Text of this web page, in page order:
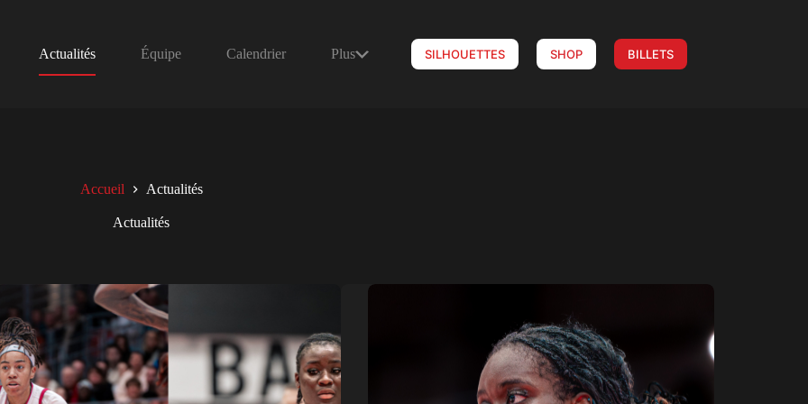
Actualités Équipe Calendrier Plus SILHOUETTES SHOP BILLETS
Accueil Actualités
Actualités